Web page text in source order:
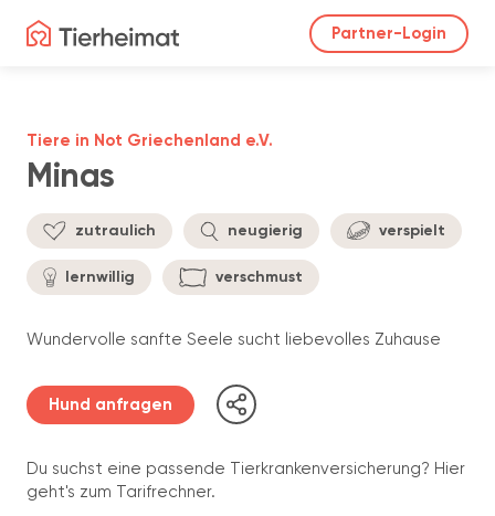
Partner-Login
Minas
Tiere in Not Griechenland e.V.
zutraulich neugierig verspielt
lernwillig verschmust
Wundervolle sanfte Seele sucht liebevolles Zuhause
Hund anfragen
Du suchst eine passende Tierkrankenversicherung? Hier
geht's zum Tarifrechner.